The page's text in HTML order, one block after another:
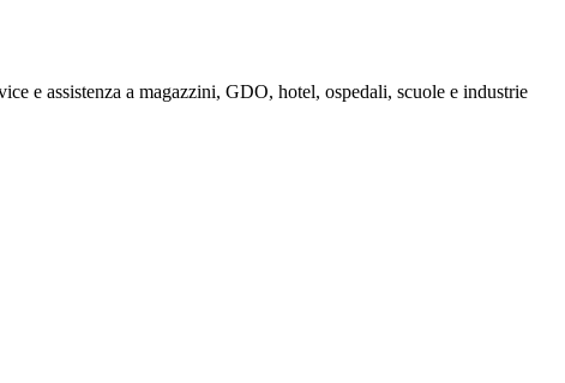
e assistenza a magazzini, GDO, hotel, ospedali, scuole e industrie